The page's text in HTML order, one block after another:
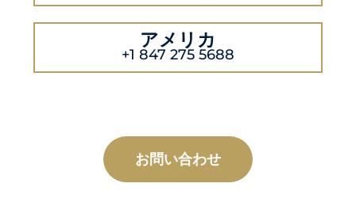
アメリカ
+1 847 275 5688
お問い合わせ